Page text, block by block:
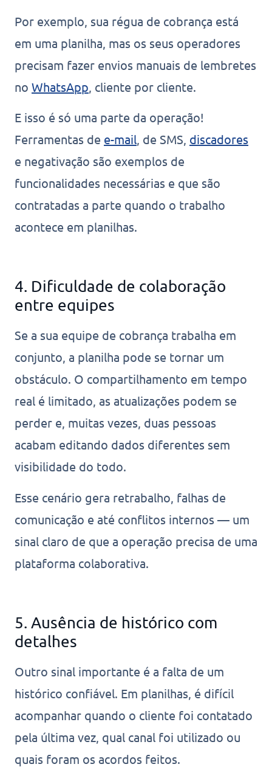
Por exemplo, sua régua de cobrança está
em uma planilha, mas os seus operadores
precisam fazer envios manuais de lembretes
no WhatsApp , cliente por cliente.
E isso é só uma parte da operação!
Ferramentas de e-mail, de SMS, discadores
e negativação são exemplos de
funcionalidades necessárias e que são
contratadas a parte quando o trabalho
acontece em planilhas.
4. Dificuldade de colaboração
entre equipes
Se a sua equipe de cobrança trabalha em
conjunto, a planilha pode se tornar um
obstáculo. O compartilhamento em tempo
real é limitado, as atualizações podem se
perder e, muitas vezes, duas pessoas
acabam editando dados diferentes sem
visibilidade do todo.
Esse cenário gera retrabalho, falhas de
comunicação e até conflitos internos — um
sinal claro de que a operação precisa de uma
plataforma colaborativa.
5. Ausência de histórico com
detalhes
Outro sinal importante é a falta de um
histórico confiável. Em planilhas, é difícil
acompanhar quando o cliente foi contatado
pela última vez, qual canal foi utilizado ou
quais foram os acordos feitos.